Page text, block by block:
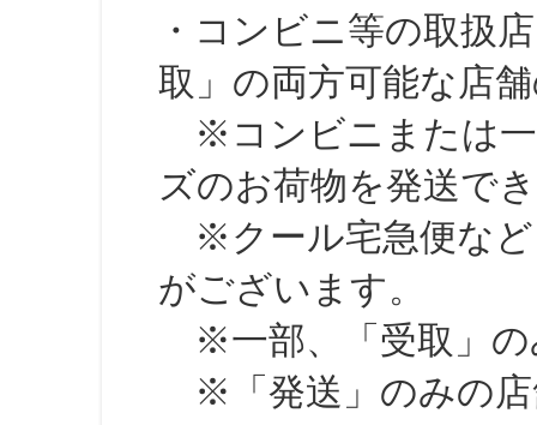
・コンビニ等の取扱
取」の両方可能な店
※コンビニまたは一
ズのお荷物を発送で
※クール宅急便など
がございます。
※一部、「受取」の
※「発送」のみの店